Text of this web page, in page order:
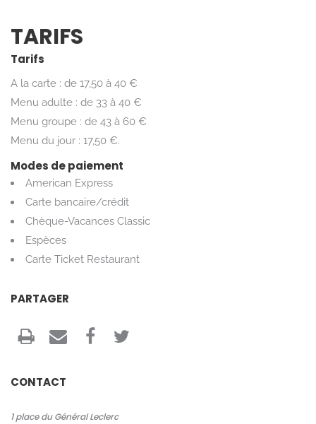
TARIFS
Tarifs
A la carte : de 17,50 à 40 €
Menu adulte : de 33 à 40 €
Menu groupe : de 43 à 60 €
Menu du jour : 17,50 €.
Modes de paiement
American Express
Carte bancaire/crédit
Chèque-Vacances Classic
Espèces
Carte Ticket Restaurant
PARTAGER
CONTACT
1 place du Général Leclerc